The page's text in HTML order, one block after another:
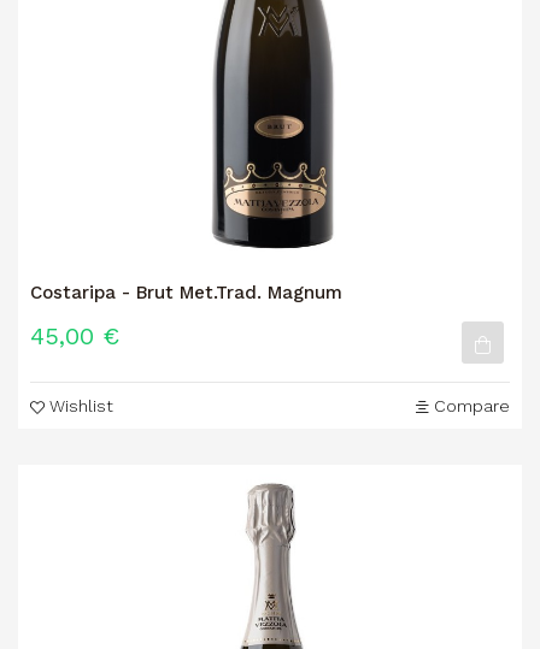
Costaripa - Brut Met.Trad. Magnum
45,00 €
Wishlist Compare